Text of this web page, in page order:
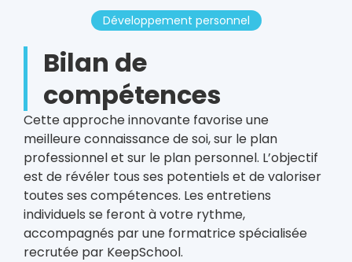
Bilan de
compétences
Cette approche innovante favorise une
meilleure connaissance de soi, sur le plan
professionnel et sur le plan personnel. L’objectif
est de révéler tous ses potentiels et de valoriser
toutes ses compétences. Les entretiens
individuels se feront à votre rythme,
accompagnés par une formatrice spécialisée
recrutée par KeepSchool.
Développement personnel